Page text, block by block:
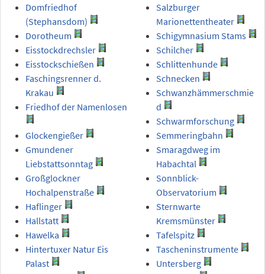
Domfriedhof
(Stephansdom)
Dorotheum
Eisstockdrechsler
Eisstockschießen
Faschingsrenner d.
Krakau
Friedhof der Namenlosen
Glockengießer
Gmundener
Liebstattsonntag
Großglockner
Hochalpenstraße
Haflinger
Hallstatt
Hawelka
Hintertuxer Natur Eis
Palast
Salzburger
Marionettentheater
Schigymnasium Stams
Schilcher
Schlittenhunde
Schnecken
Schwanzhämmerschmie
d
Schwarmforschung
Semmeringbahn
Smaragdweg im
Habachtal
Sonnblick-
Observatorium
Sternwarte
Kremsmünster
Tafelspitz
Tascheninstrumente
Untersberg